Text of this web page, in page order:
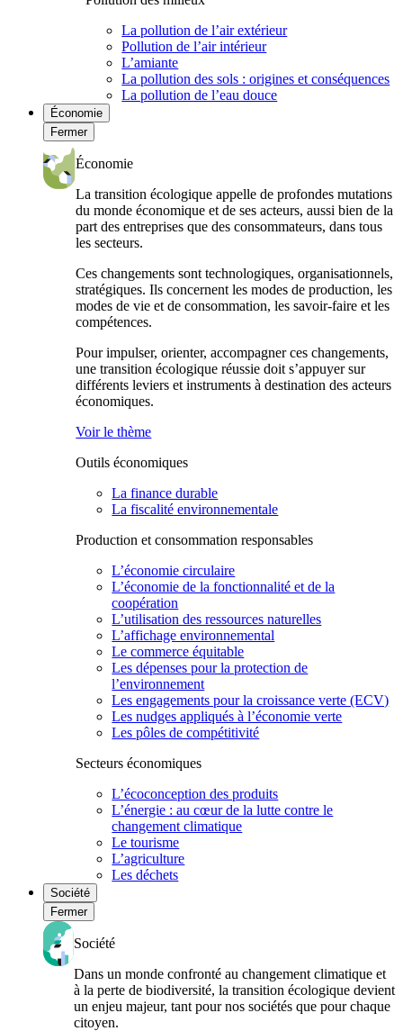
La pollution de l’air extérieur
Pollution de l’air intérieur
L’amiante
La pollution des sols : origines et conséquences
La pollution de l’eau douce
Économie
Fermer
Économie
La transition écologique appelle de profondes mutations
du monde économique et de ses acteurs, aussi bien de la
part des entreprises que des consommateurs, dans tous
les secteurs.
Ces changements sont technologiques, organisationnels,
stratégiques. Ils concernent les modes de production, les
modes de vie et de consommation, les savoir-faire et les
compétences.
Pour impulser, orienter, accompagner ces changements,
une transition écologique réussie doit s’appuyer sur
différents leviers et instruments à destination des acteurs
économiques.
Voir le thème
Outils économiques
La finance durable
La fiscalité environnementale
Production et consommation responsables
L’économie circulaire
L’économie de la fonctionnalité et de la
coopération
L’utilisation des ressources naturelles
L’affichage environnemental
Le commerce équitable
Les dépenses pour la protection de
l’environnement
Les engagements pour la croissance verte (ECV)
Les nudges appliqués à l’économie verte
Les pôles de compétitivité
Secteurs économiques
L’écoconception des produits
L’énergie : au cœur de la lutte contre le
changement climatique
Le tourisme
L’agriculture
Les déchets
Société
Fermer
Société
Dans un monde confronté au changement climatique et
à la perte de biodiversité, la transition écologique devient
un enjeu majeur, tant pour nos sociétés que pour chaque
citoyen.